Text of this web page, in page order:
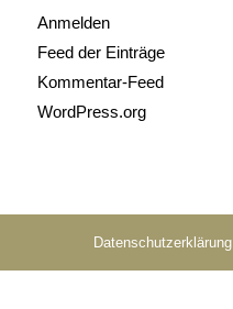
Anmelden
Feed der Einträge
Kommentar-Feed
WordPress.org
Datenschutzerklärung